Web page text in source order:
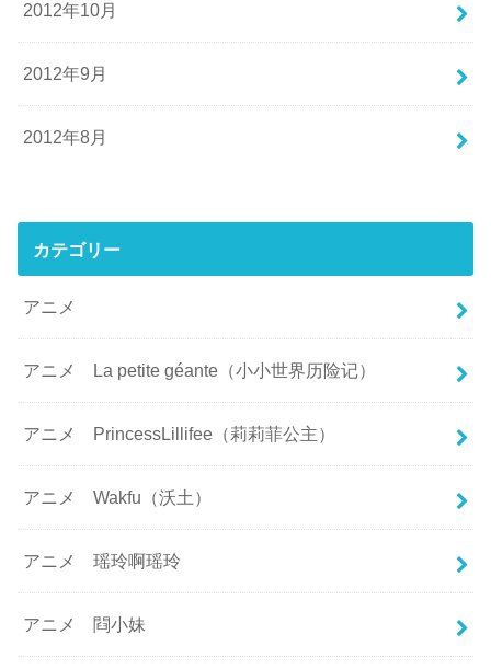
2012年10月
2012年9月
2012年8月
カテゴリー
アニメ
アニメ La petite géante（小小世界历险记）
アニメ PrincessLillifee（莉莉菲公主）
アニメ Wakfu（沃土）
アニメ 瑶玲啊瑶玲
アニメ 閰小妹